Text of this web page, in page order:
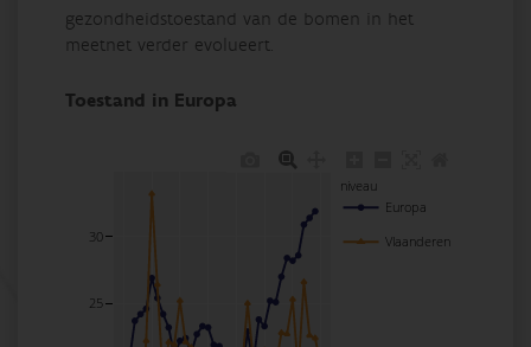
gezondheidstoestand van de bomen in het
meetnet verder evolueert.
Toestand in Europa
25
30
niveau
Europa
Vlaanderen